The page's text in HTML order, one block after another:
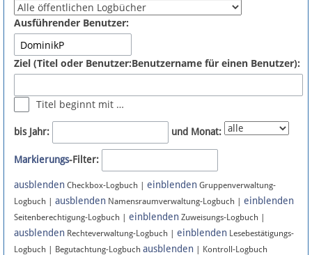
Fördermitglied werden
Fehler melden
Newsletter
Bluesky
Facebook
Instagram
Ausführender Benutzer:
Ziel (Titel oder Benutzer:Benutzername für einen Benutzer):
Titel beginnt mit …
bis Jahr: und Monat:
Markierungs-Filter:
ausblenden Checkbox-Logbuch | einblenden Gruppenverwaltung-
Logbuch | ausblenden Namensraumverwaltung-Logbuch | einblenden
Seitenberechtigung-Logbuch | einblenden Zuweisungs-Logbuch |
ausblenden Rechteverwaltung-Logbuch | einblenden Lesebestätigungs-
Logbuch | Begutachtung-Logbuch ausblenden | Kontroll-Logbuch